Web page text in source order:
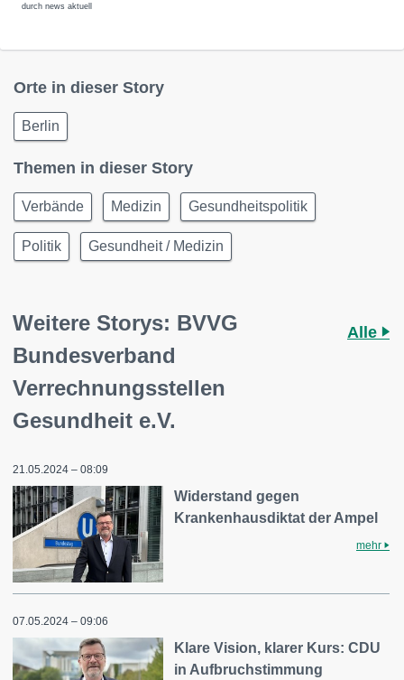
durch news aktuell
Orte in dieser Story
Berlin
Themen in dieser Story
Verbände Medizin Gesundheitspolitik
Politik Gesundheit / Medizin
Weitere Storys: BVVG
Bundesverband
Verrechnungsstellen
Gesundheit e.V.
Alle
21.05.2024 – 08:09
Widerstand gegen
Krankenhausdiktat der Ampel
mehr
07.05.2024 – 09:06
Klare Vision, klarer Kurs: CDU
in Aufbruchstimmung